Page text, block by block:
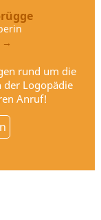
→
rund um die
der Logopädie
Anruf!